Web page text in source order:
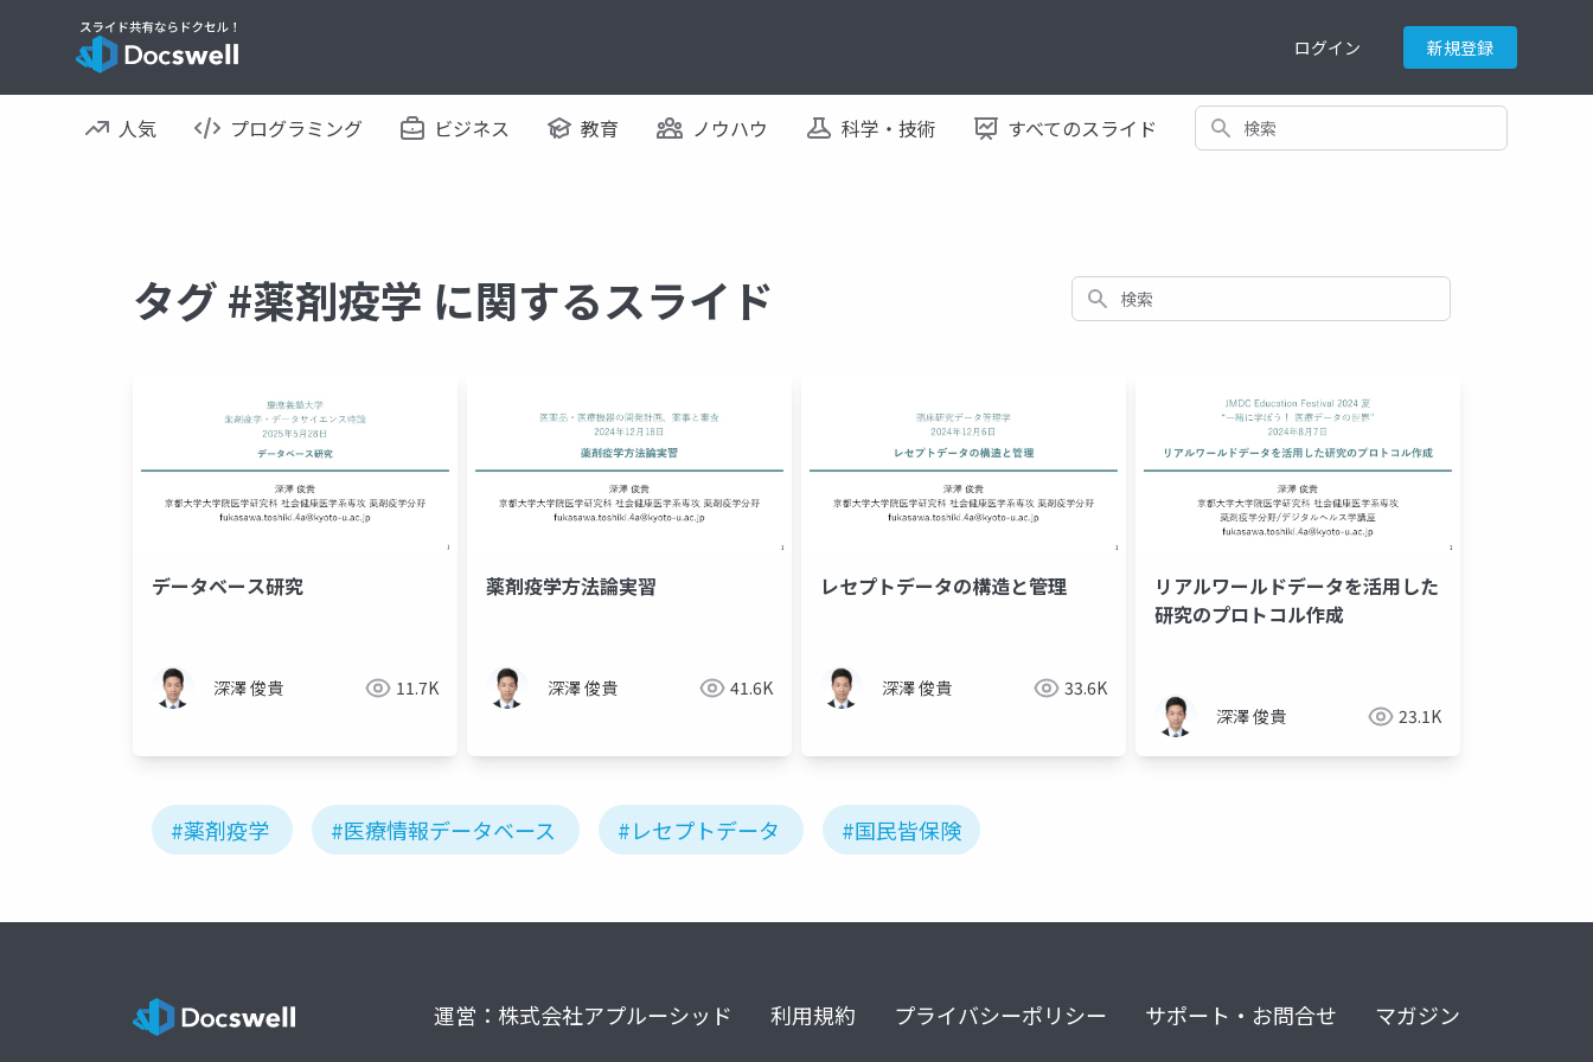
ログイン 新規登録
人気 プログラミング ビジネス 教育 ノウハウ 科学・技術 すべてのスライド 検索
タグ #薬剤疫学 に関するスライド 検索
データベース研究
深澤 俊貴 11.7K
薬剤疫学方法論実習
深澤 俊貴 41.6K
レセプトデータの構造と管理
深澤 俊貴 33.6K
リアルワールドデータを活用した
研究のプロトコル作成
深澤 俊貴 23.1K
#薬剤疫学 #医療情報データベース #レセプトデータ #国民皆保険
運営：株式会社アプルーシッド 利用規約 プライバシーポリシー サポート・お問合せ マガジン